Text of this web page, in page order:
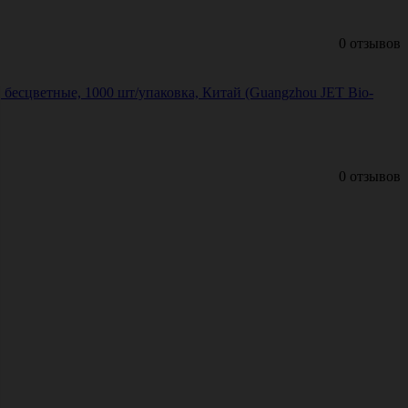
0 отзывов
1000 шт/упаковка, Китай (Guangzhou JET Bio-
0 отзывов